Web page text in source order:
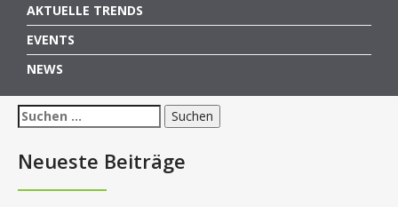
AKTUELLE TRENDS
EVENTS
NEWS
Suchen
nach:
Neueste Beiträge